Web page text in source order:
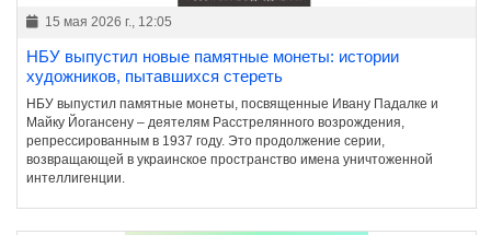
15 мая 2026 г., 12:05
НБУ выпустил новые памятные монеты: истории
художников, пытавшихся стереть
НБУ выпустил памятные монеты, посвященные Ивану Падалке и
Майку Йогансену – деятелям Расстрелянного возрождения,
репрессированным в 1937 году. Это продолжение серии,
возвращающей в украинское пространство имена уничтоженной
интеллигенции.